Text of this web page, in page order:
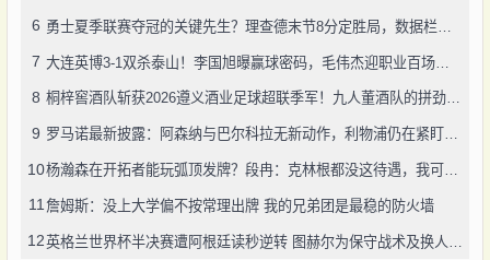
6
7 大连英博3-1双杀泰山！李国旭曝赢球密码，毛伟杰迎职业百场里程碑
8 桐梓窖酒队斩获2026遵义酒业足球超联季军！九人董酒队的拼劲太戳人
9 罗马诺最新披露：阿森纳与巴尔科拉无新动作，利物浦仍在紧盯目标
10 杨瀚森在开拓者能玩弧顶发牌？段冉：克林根都没这待遇，我可不太看好
11詹姆斯：没上大学偏不按常理出牌 我的兄弟团是最稳的防火墙
12